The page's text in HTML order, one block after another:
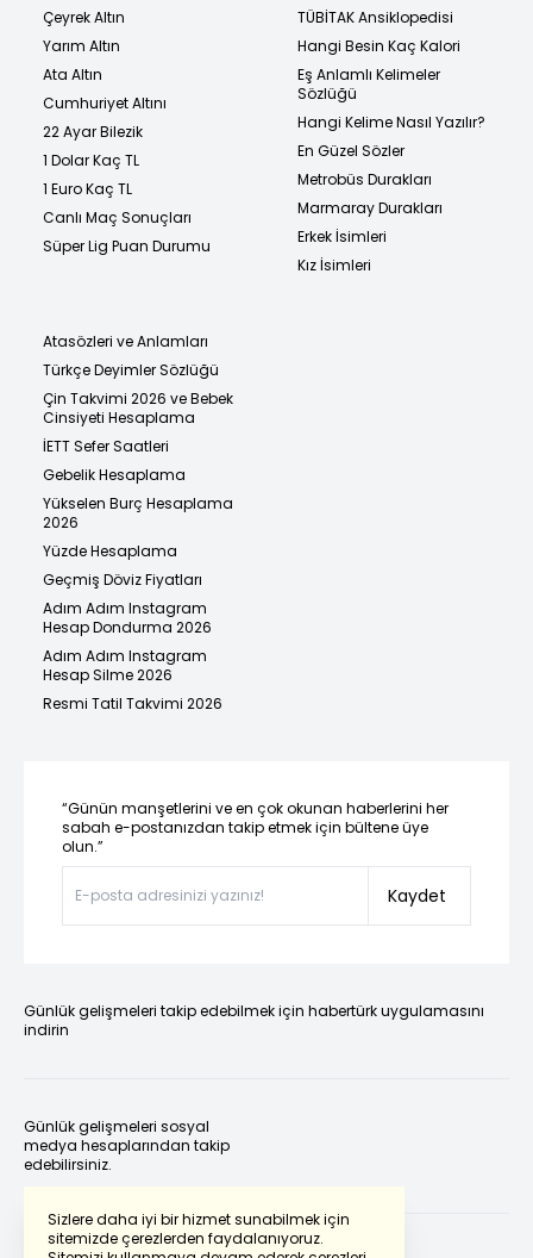
Sizlere daha iyi bir hizmet sunabilmek için
sitemizde çerezlerden faydalanıyoruz.
Çeyrek Altın
Yarım Altın
Ata Altın
Cumhuriyet Altını
22 Ayar Bilezik
1 Dolar Kaç TL
1 Euro Kaç TL
Canlı Maç Sonuçları
Süper Lig Puan Durumu
TÜBİTAK Ansiklopedisi
Hangi Besin Kaç Kalori
Eş Anlamlı Kelimeler
Sözlüğü
Hangi Kelime Nasıl Yazılır?
En Güzel Sözler
Metrobüs Durakları
Marmaray Durakları
Erkek İsimleri
Kız İsimleri
Atasözleri ve Anlamları
Türkçe Deyimler Sözlüğü
Çin Takvimi 2026 ve Bebek
Cinsiyeti Hesaplama
İETT Sefer Saatleri
Gebelik Hesaplama
Yükselen Burç Hesaplama
2026
Yüzde Hesaplama
Geçmiş Döviz Fiyatları
Adım Adım Instagram
Hesap Dondurma 2026
Adım Adım Instagram
Hesap Silme 2026
Resmi Tatil Takvimi 2026
“Günün manşetlerini ve en çok okunan haberlerini her
sabah e-postanızdan takip etmek için bültene üye
olun.”
Kaydet
Günlük gelişmeleri takip edebilmek için habertürk uygulamasını
indirin
Günlük gelişmeleri sosyal
medya hesaplarından takip
edebilirsiniz.